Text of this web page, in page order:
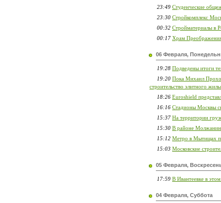
23:49 Студенческие
23:30 Стройкомплекс
00:32 Стройматериалы в
00:17 Храм Преображения
06 Февраля,
19:28 Подведены итоги
19:20 Пока Михаил
строительство элитного
18:26 Euroshield
16:16 Стадионы Москвы
15:37 На территории
15:30 В районе
15:12 Метро в Мытищах
15:03 Московские
05 Февраля,
17:59 В Ивантеевке в
04 Февраля, Суббота